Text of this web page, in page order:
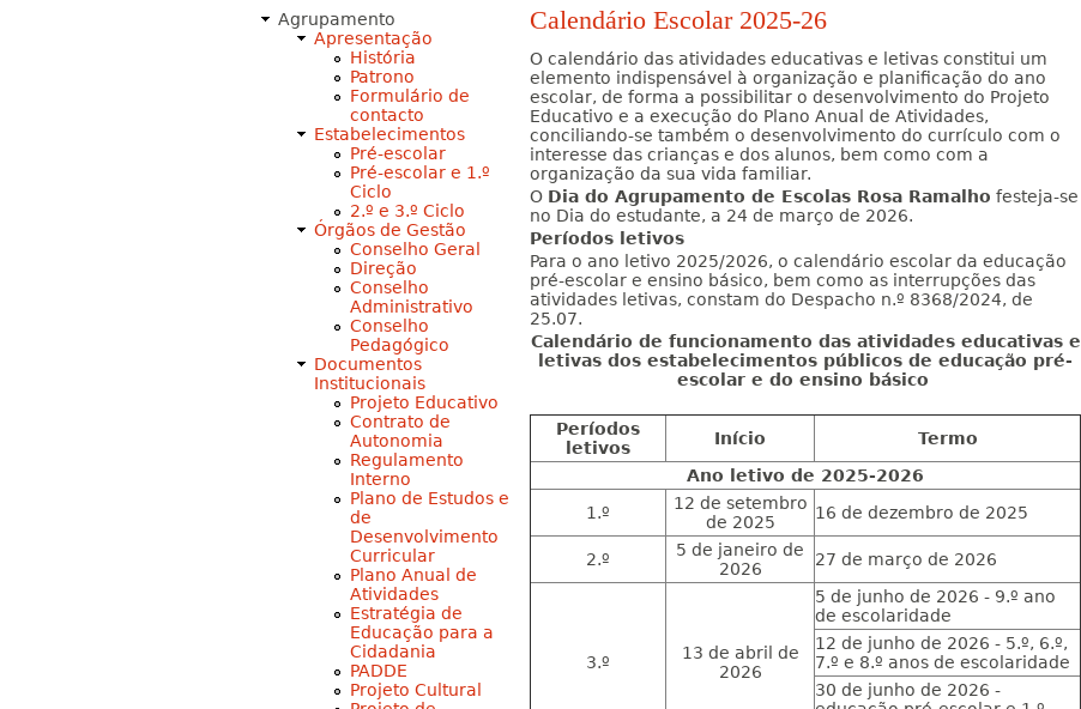
Agrupamento
Apresentação
História
Patrono
Formulário de
contacto
Estabelecimentos
Pré-escolar
Pré-escolar e 1.º
Ciclo
2.º e 3.º Ciclo
Órgãos de Gestão
Conselho Geral
Direção
Conselho
Administrativo
Conselho
Pedagógico
Documentos
Institucionais
Projeto Educativo
Contrato de
Autonomia
Regulamento
Interno
Plano de Estudos e
de
Desenvolvimento
Curricular
Plano Anual de
Atividades
Estratégia de
Educação para a
Cidadania
PADDE
Projeto Cultural
Calendário Escolar 2025-26
O calendário das atividades educativas e letivas constitui um
elemento indispensável à organização e planificação do ano
escolar, de forma a possibilitar o desenvolvimento do Projeto
Educativo e a execução do Plano Anual de Atividades,
conciliando-se também o desenvolvimento do currículo com o
interesse das crianças e dos alunos, bem como com a
organização da sua vida familiar.
O Dia do Agrupamento de Escolas Rosa Ramalho festeja-se
no Dia do estudante, a 24 de março de 2026.
Períodos letivos
Para o ano letivo 2025/2026, o calendário escolar da educação
pré-escolar e ensino básico, bem como as interrupções das
atividades letivas, constam do Despacho n.º 8368/2024, de
25.07.
Calendário de funcionamento das atividades educativas e
letivas dos estabelecimentos públicos de educação pré-
escolar e do ensino básico
Períodos
letivos
Início
Termo
Ano letivo de 2025-2026
1.º
12 de setembro
de 2025
16 de dezembro de 2025
2.º
5 de janeiro de
2026
27 de março de 2026
3.º
13 de abril de
2026
5 de junho de 2026 - 9.º ano
de escolaridade
12 de junho de 2026 - 5.º, 6.º,
7.º e 8.º anos de escolaridade
30 de junho de 2026 -